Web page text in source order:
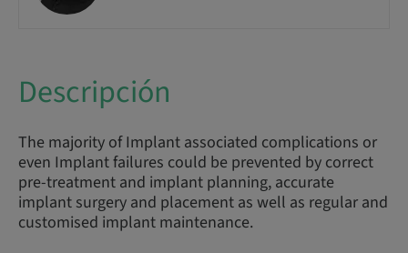
Descripción
The majority of Implant associated complications or
even Implant failures could be prevented by correct
pre-treatment and implant planning, accurate
implant surgery and placement as well as regular and
customised implant maintenance.